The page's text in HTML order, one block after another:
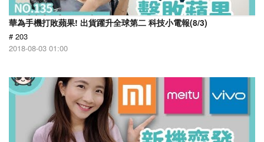
華為手機打敗蘋果! 出貨躍升全球第二 科技小電報(8/3)
# 203
2018-08-03 01:00